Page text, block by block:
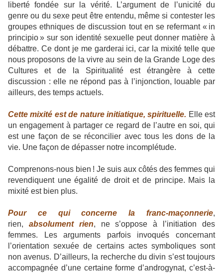
liberté fondée sur la vérité. L’argument de l’unicité du
genre ou du sexe peut être entendu, même si contester les
groupes ethniques de discussion tout en se refermant « in
principio » sur son identité sexuelle peut donner matière à
débattre. Ce dont je me garderai ici, car la mixité telle que
nous proposons de la vivre au sein de la Grande Loge des
Cultures et de la Spiritualité est étrangère à cette
discussion : elle ne répond pas à l’injonction, louable par
ailleurs, des temps actuels.
Cette mixité est de nature initiatique, spirituelle. Elle est
un engagement à partager ce regard de l’autre en soi, qui
est une façon de se réconcilier avec tous les dons de la
vie. Une façon de dépasser notre incomplétude.
Comprenons-nous bien ! Je suis aux côtés des femmes qui
revendiquent une égalité de droit et de principe. Mais la
mixité est bien plus.
Pour ce qui concerne la franc-maçonnerie,
rien, absolument rien, ne s’oppose à l’initiation des
femmes. Les arguments parfois invoqués concernant
l’orientation sexuée de certains actes symboliques sont
non avenus. D’ailleurs, la recherche du divin s’est toujours
accompagnée d’une certaine forme d’androgynat, c’est-à-